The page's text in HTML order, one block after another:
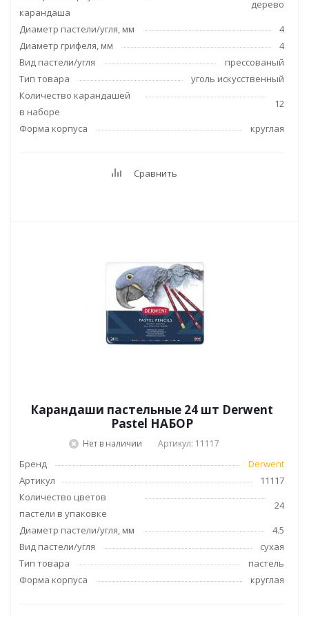
карандаша
дерево
Диаметр пастели/угля, мм
4
Диаметр грифеля, мм
4
Вид пастели/угля
прессованый
Тип товара
уголь искусственный
Количество карандашей
в наборе
12
Форма корпуса
круглая
Сравнить
Карандаши пастельные 24 шт Derwent
Pastel НАБОР
Нет в наличии Артикул: 11117
Бренд
Derwent
Артикул
11117
Количество цветов
пастели в упаковке
24
Диаметр пастели/угля, мм
4.5
Вид пастели/угля
сухая
Тип товара
пастель
Форма корпуса
круглая